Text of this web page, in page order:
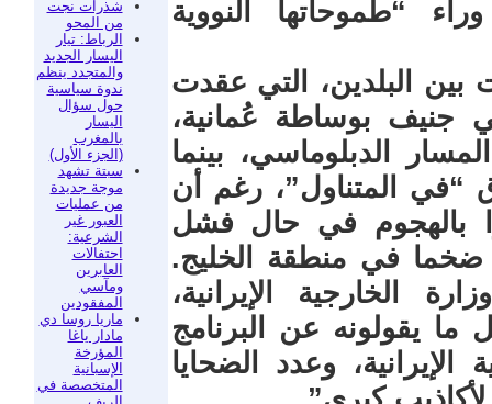
شذرات نجت
من المحو
الرباط: تيار
اليسار الجديد
والمتجدد ينظم
ندوة سياسية
حول سؤال
اليسار
بالمغرب
(الجزء الأول)
سبتة تشهد
موجة جديدة
من عمليات
العبور غير
الشرعية:
احتفالات
العابرين
ومآسي
المفقودين
ماريا روسا دي
مادار ياغا
المؤرخة
الإسبانية
المتخصصة في
“طموحاتها النووية
بين البلدين، التي عقدت
في جنيف بوساطة عُمانية،
الدبلوماسي، بينما
“في المتناول”، رغم أن
بالهجوم في حال فشل
ضخما في منطقة الخليج.
الخارجية الإيرانية،
يقولونه عن البرنامج
الإيرانية، وعدد الضحايا